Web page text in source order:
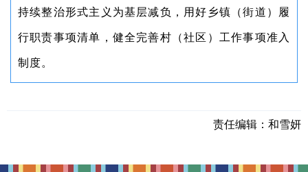
持续整治形式主义为基层减负，用好乡镇（街道）履
行职责事项清单，健全完善村（社区）工作事项准入
制度。
责任编辑： 和雪妍